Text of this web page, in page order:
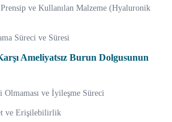
ve Kullanılan Malzeme (Hyaluronik
Süreci ve Süresi
Ameliyatsız Burun Dolgusunun
Olmaması ve İyileşme Süreci
ve Erişilebilirlik